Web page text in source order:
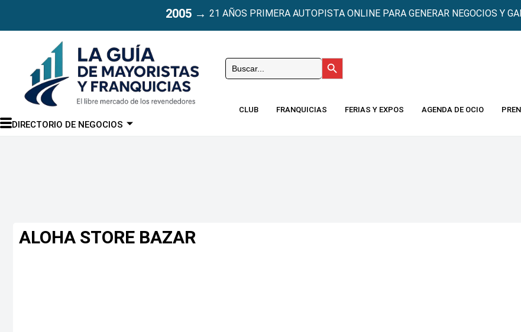
2005→ 21 AÑOS PRIMERA AUTOPISTA ONLINE PARA GENERAR NEGOCIOS Y
DIRECTORIO DE NEGOCIOS
Buscar: Botón de búsqueda
CLUB FRANQUICIAS FERIAS Y EXPOS AGENDA DE OCIO
ALOHA STORE BAZAR